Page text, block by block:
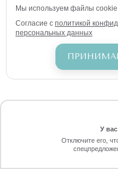
Позвоните
Мы используем файлы cookie
Согласие с политикой
персональных данных
У
Отключите его,